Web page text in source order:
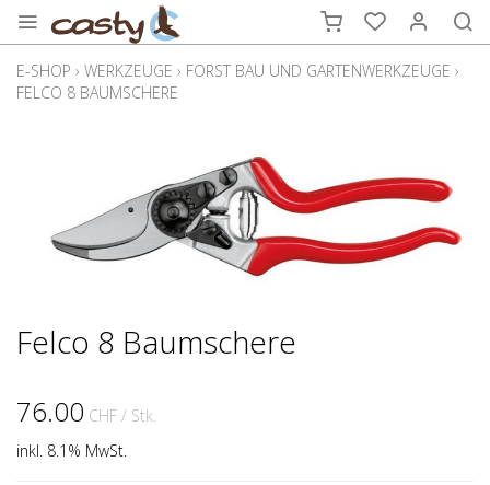
E-SHOP › WERKZEUGE › FORST BAU UND GARTENWERKZEUGE ›
FELCO 8 BAUMSCHERE
Felco 8 Baumschere
76.00 CHF / Stk.
inkl. 8.1% MwSt.